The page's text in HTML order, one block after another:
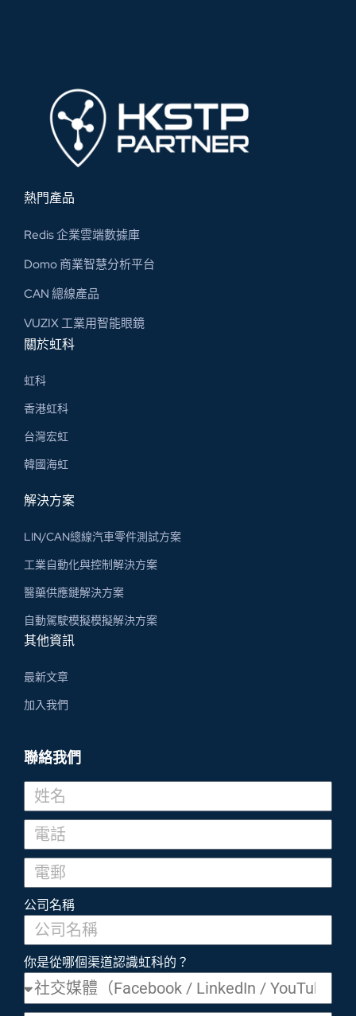
熱門產品
Redis 企業雲端數據庫
Domo 商業智慧分析平台
CAN 總線​產品
VUZIX 工業用智能眼鏡
關於虹科
虹科
香港虹科
台灣宏虹
韓國海虹
解決方案
LIN/CAN總線汽車零件測試方案
工業自動化與控制解決方案
醫藥供應鏈解決方案
自動駕駛模擬模擬解決方案
其他資訊
最新文章
加入我們
聯絡我們
公司名稱
你是從哪個渠道認識虹科的？